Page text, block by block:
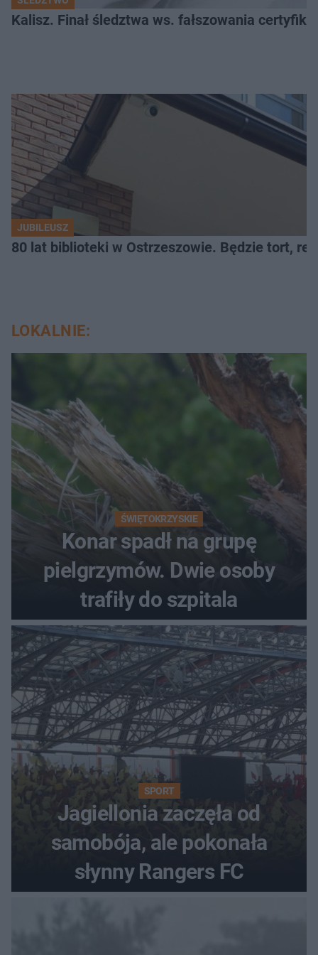
Kalisz. Finał śledztwa ws. fałszowania
JUBILEUSZ
80 lat biblioteki w Ostrzeszowie. Będzie tort,
LOKALNIE:
ŚWIĘTOKRZYSKIE
Konar spadł na grupę
pielgrzymów. Dwie osoby
trafiły do szpitala
SPORT
Jagiellonia zaczęła od
samobója, ale pokonała
słynny Rangers FC